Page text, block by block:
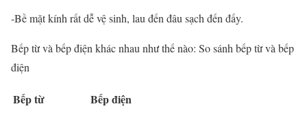
-Bề mặt kính rất dễ vệ sinh, lau đến đâu sạch đến đấy.
Bếp từ và bếp điện khác nhau như thế nào: So sánh bếp từ và bếp
điện
Bếp từ Bếp điện